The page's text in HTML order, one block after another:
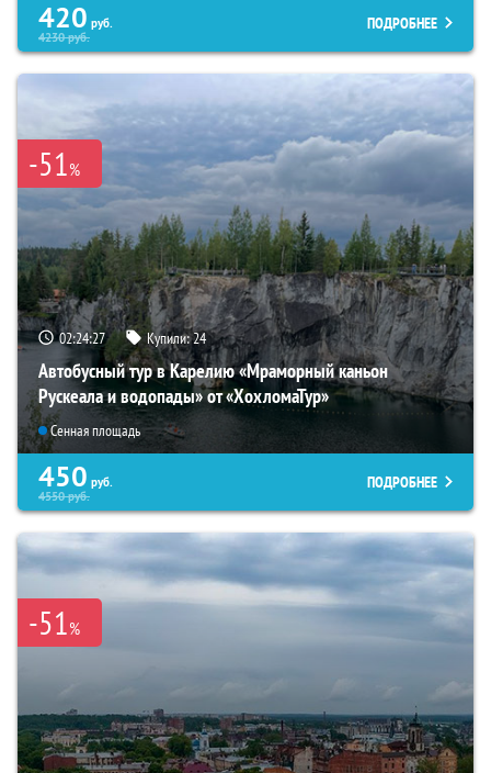
420 руб.
4230руб.
ПОДРОБНЕЕ
-51%
02:24:26 Купили:24
Автобусный тур в Карелию «Мраморный каньон
Рускеала и водопады» от «ХохломаТур»
Сенная площадь
450 руб.
4550руб.
ПОДРОБНЕЕ
-51%